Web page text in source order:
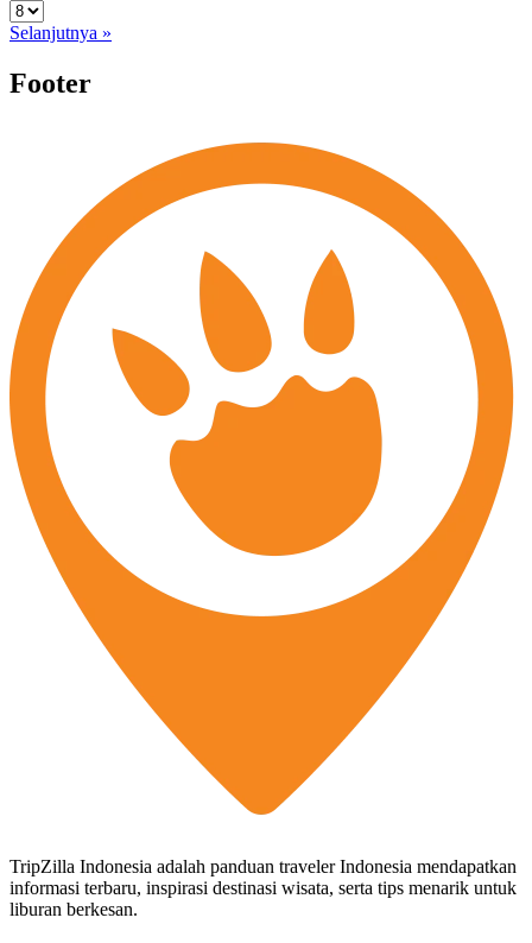
Selanjutnya »
Footer
TripZilla Indonesia adalah panduan traveler Indonesia mendapatkan
informasi terbaru, inspirasi destinasi wisata, serta tips menarik untuk
liburan berkesan.